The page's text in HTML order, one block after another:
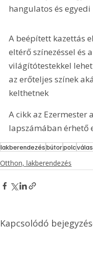
hangulatos és
A beépített kazettás
eltérő színezéssel és
világítótestekkel
az erőteljes színek
kelthetnek
A cikk az
lapszámában érhető
lakberendezésbútorpolc
Otthon, lakberendezés
Kapcsolódó